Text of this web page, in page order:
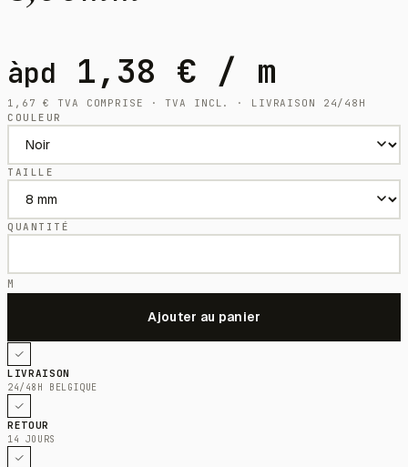
àpd 1,38 € / m
1,67€
TVA COMPRISE · TVA INCL. · LIVRAISON 24/48H
COULEUR
TAILLE
QUANTITÉ
M
LIVRAISON
24/48H BELGIQUE
RETOUR
14 JOURS